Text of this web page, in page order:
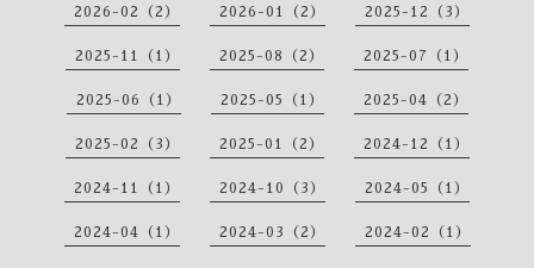
2026-02（2） 2026-01（2） 2025-12（3）
2025-11（1） 2025-08（2） 2025-07（1）
2025-06（1） 2025-05（1） 2025-04（2）
2025-02（3） 2025-01（2） 2024-12（1）
2024-11（1） 2024-10（3） 2024-05（1）
2024-04（1） 2024-03（2） 2024-02（1）